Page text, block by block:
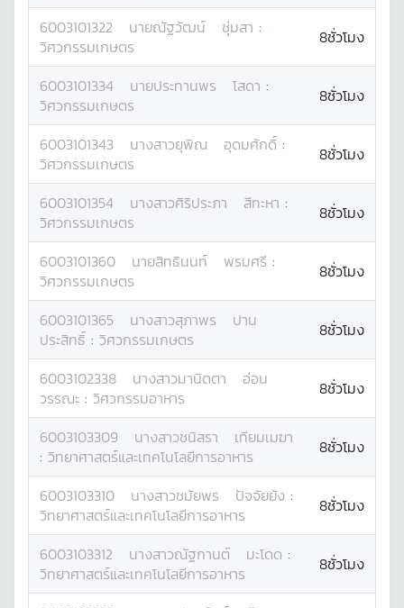
6003101322 นายณัฐวัฒน์ ชุ่มสา :
วิศวกรรมเกษตร
8ชั่วโมง
6003101334 นายประทานพร โสดา :
วิศวกรรมเกษตร
8ชั่วโมง
6003101343 นางสาวยุพิณ อุดมศักดิ์ :
วิศวกรรมเกษตร
8ชั่วโมง
6003101354 นางสาวศิริประภา สีทะหา :
วิศวกรรมเกษตร
8ชั่วโมง
6003101360 นายสิทธินนท์ พรมศรี :
วิศวกรรมเกษตร
8ชั่วโมง
6003101365 นางสาวสุภาพร
ปาน
ประสิทธิ์ : วิศวกรรมเกษตร 8ชั่วโมง
6003102338 นางสาวมานิตตา
อ่อน
วรรณะ : วิศวกรรมอาหาร 8ชั่วโมง
6003103309 นางสาวชนิสรา
เทียมเมฆา
: วิทยาศาสตร์และเทคโนโลยีการอาหาร 8ชั่วโมง
6003103310 นางสาวชมัยพร ปัจจัยยัง :
วิทยาศาสตร์และเทคโนโลยีการอาหาร
8ชั่วโมง
6003103312 นางสาวณัฐกานต์ มะโดด :
วิทยาศาสตร์และเทคโนโลยีการอาหาร
8ชั่วโมง